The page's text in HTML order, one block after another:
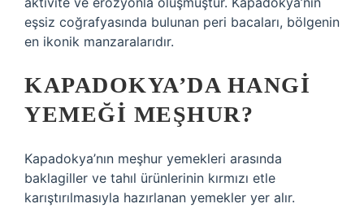
eşsiz coğrafyasında bulunan peri bacaları, bölgenin
en ikonik manzaralarıdır.
KAPADOKYA’DA HANGI
YEMEĞI MEŞHUR?
Kapadokya’nın meşhur yemekleri arasında
baklagiller ve tahıl ürünlerinin kırmızı etle
karıştırılmasıyla hazırlanan yemekler yer alır.